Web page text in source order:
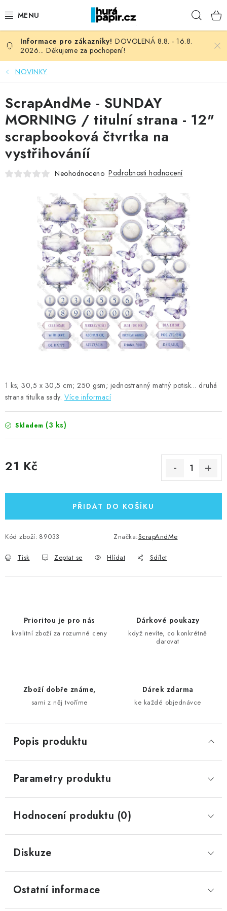
na
NOVINKY
HURÁ DÍLNA
VŠECHNO ZBOŽÍ
KNIHAŘSKÝ MATERIÁL
KURZY NATY LYSAK
OBLÍBENÉ ♥️
FOTORECENZE
MOJE OBJEDNÁVKA
Kontakty Moje objednávka
Oblíbené ♥️
Hodnocení obchodu
Obchodní podmínky
Podmínky ochrany osobních údajů
Ověřování recenzí
Jak nakupovat
DOVOLENÁ 8.8. - 16.8.
2026... Děkujeme za pochopení!
NOVINKY
1 ks; 30,5 x 30,5 cm; 250 gsm; jednostranný matný potisk... druhá
strana titulka sady. Více informací
Skladem (3 ks)
21 Kč
PŘIDAT DO KOŠÍKU
Kód zboží: 89033 Značka:ScrapAndMe
Tisk Zeptat se Hlídat Sdílet
ScrapAndMe - SUNDAY
MORNING / titulní strana - 12"
scrapbooková čtvrtka na
vystřihováníí
Neohodnoceno Podrobnosti hodnocení
Prioritou je pro nás
kvalitní zboží za rozumné ceny
Dárkové poukazy
když nevíte, co konkrétně
darovat
Zboží dobře známe,
sami z něj tvoříme
Dárek zdarma
ke každé objednávce
Popis produktu
Parametry produktu
Hodnocení produktu (0)
Diskuze
Ostatní informace